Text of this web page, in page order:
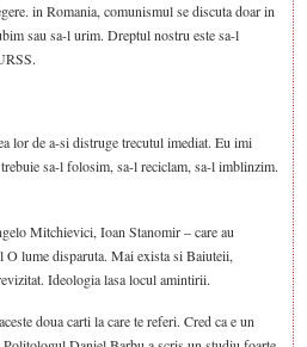
in Romania, comunismul se discuta doar in
sau sa-l urim. Dreptul nostru este sa-l
lor de a-si distruge trecutul imediat. Eu imi
sa-l folosim, sa-l reciclam, sa-l imblinzim.
Mitchievici, Ioan Stanomir – care au
O lume disparuta. Mai exista si Baiuteii,
Ideologia lasa locul amintirii.
doua carti la care te referi. Cred ca e un